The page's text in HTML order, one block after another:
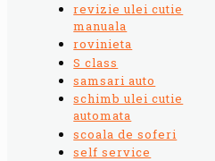
revizie ulei cutie
manuala
rovinieta
S class
samsari auto
schimb ulei cutie
automata
scoala de soferi
self service